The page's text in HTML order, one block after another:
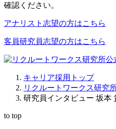
確認ください。
アナリスト志望の方はこちら
客員研究員志望の方はこちら
キャリア採用トップ
リクルートワークス研究
研究員インタビュー 坂本
to top